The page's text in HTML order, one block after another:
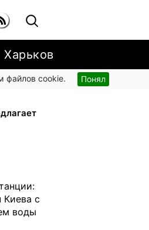
Харьков
файлов cookie. Понял
Киева с
воды